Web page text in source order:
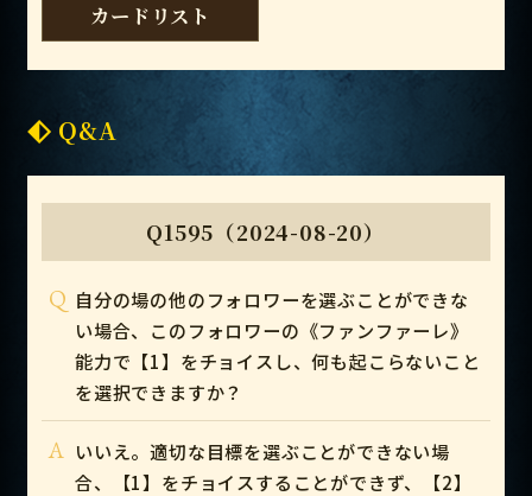
カードリスト
Q&A
Q1595（2024-08-20）
Q 自分の場の他のフォロワーを選ぶことができな
い場合、このフォロワーの《ファンファーレ》
能力で【1】をチョイスし、何も起こらないこと
を選択できますか？
A いいえ。適切な目標を選ぶことができない場
合、【1】をチョイスすることができず、【2】